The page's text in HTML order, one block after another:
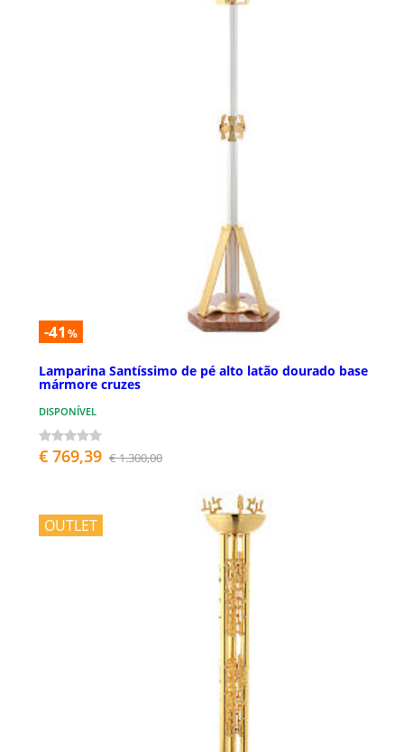
-41 %
Lamparina Santíssimo de pé alto latão dourado base
mármore cruzes
DISPONÍVEL
€ 769,39 € 1.300,00
OUTLET